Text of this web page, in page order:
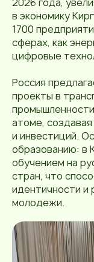
в экономику
1700
сферах, как
цифровые
Россия
проекты в
атоме,
и инвестиций.
образованию: в
обучением на
стран, что
идентичности и
молодежи.